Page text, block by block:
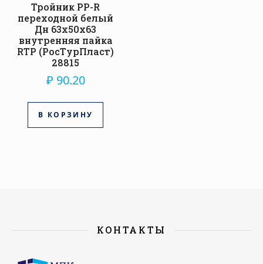
Тройник PP-R
переходной белый
Дн 63х50х63
внутренняя пайка
RTP (РосТурПласт)
28815
₽ 90.20
В КОРЗИНУ
КОНТАКТЫ